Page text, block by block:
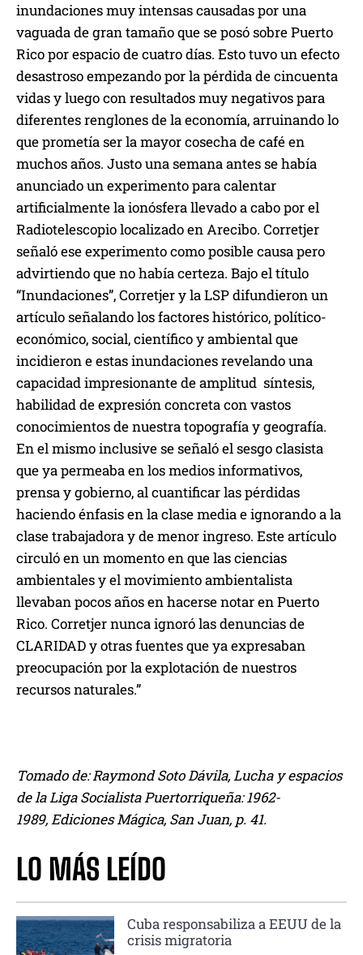
inundaciones muy intensas causadas por una
vaguada de gran tamaño que se posó sobre Puerto
Rico por espacio de cuatro días. Esto tuvo un efecto
desastroso empezando por la pérdida de cincuenta
vidas y luego con resultados muy negativos para
diferentes renglones de la economía, arruinando lo
que prometía ser la mayor cosecha de café en
muchos años. Justo una semana antes se había
anunciado un experimento para calentar
artificialmente la ionósfera llevado a cabo por el
Radiotelescopio localizado en Arecibo. Corretjer
señaló ese experimento como posible causa pero
advirtiendo que no había certeza. Bajo el título
“Inundaciones”, Corretjer y la LSP difundieron un
artículo señalando los factores histórico, político-
económico, social, científico y ambiental que
incidieron e estas inundaciones revelando una
capacidad impresionante de amplitud síntesis,
habilidad de expresión concreta con vastos
conocimientos de nuestra topografía y geografía.
En el mismo inclusive se señaló el sesgo clasista
que ya permeaba en los medios informativos,
prensa y gobierno, al cuantificar las pérdidas
haciendo énfasis en la clase media e ignorando a la
clase trabajadora y de menor ingreso. Este artículo
circuló en un momento en que las ciencias
ambientales y el movimiento ambientalista
llevaban pocos años en hacerse notar en Puerto
Rico. Corretjer nunca ignoró las denuncias de
CLARIDAD y otras fuentes que ya expresaban
preocupación por la explotación de nuestros
recursos naturales.”
Tomado de: Raymond Soto Dávila, Lucha y espacios
de la Liga Socialista Puertorriqueña: 1962-
1989, Ediciones Mágica, San Juan, p. 41.
LO MÁS LEÍDO
Cuba responsabiliza a EEUU de la
crisis migratoria